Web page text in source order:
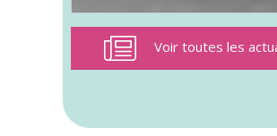
Voir toutes les